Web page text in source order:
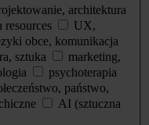
architektura
resources
UX,
obce, komunikacja
sztuka
marketing,
psychoterapia
państwo,
AI (sztuczna